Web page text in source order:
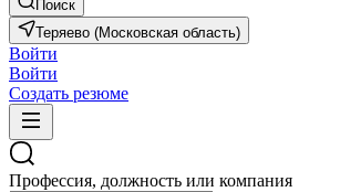
Поиск
Теряево (Московская область)
Войти
Войти
Создать резюме
Профессия, должность или компания